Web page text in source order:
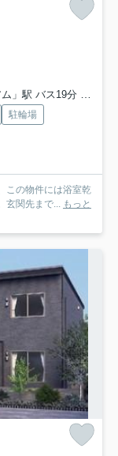
「四軒屋」 停歩3分
駐輪場
この物件には浴室乾
玄関先まで... もっと